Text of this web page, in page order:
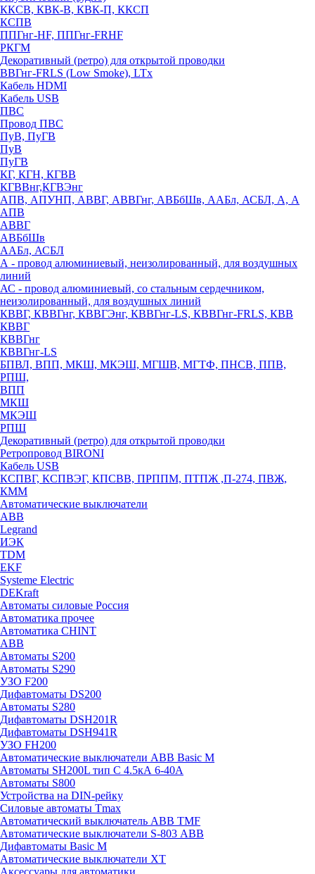
ККСВ, КВК-В, КВК-П, ККСП
КСПВ
ППГнг-HF, ППГнг-FRHF
РКГМ
Декоративный (ретро) для открытой проводки
ВВГнг-FRLS (Low Smoke), LTx
Кабель HDMI
Кабель USB
ПВС
Провод ПВС
ПуВ, ПуГВ
ПуВ
ПуГВ
КГ, КГН, КГВВ
КГВВнг,КГВЭнг
АПВ, АПУНП, АВВГ, АВВГнг, АВБбШв, ААБл, АСБЛ, А, А
АПВ
АВВГ
АВБбШв
ААБл, АСБЛ
А - провод алюминиевый, неизолированный, для воздушных
линий
АС - провод алюминиевый, со стальным сердечником,
неизолированный, для воздушных линий
КВВГ, КВВГнг, КВВГЭнг, КВВГнг-LS, КВВГнг-FRLS, КВВ
КВВГ
КВВГнг
КВВГнг-LS
БПВЛ, ВПП, МКШ, МКЭШ, МГШВ, МГТФ, ПНСВ, ППВ,
РПШ,
ВПП
МКШ
МКЭШ
РПШ
Декоративный (ретро) для открытой проводки
Ретропровод BIRONI
Кабель USB
КСПВГ, КСПВЭГ, КПСВВ, ПРППМ, ПТПЖ ,П-274, ПВЖ,
КММ
Автоматические выключатели
ABB
Legrand
ИЭК
TDM
EKF
Systeme Electric
DEKraft
Автоматы силовые Россия
Автоматика прочее
Автоматика CHINT
ABB
Автоматы S200
Автоматы S290
УЗО F200
Дифавтоматы DS200
Автоматы S280
Дифавтоматы DSH201R
Дифавтоматы DSH941R
УЗО FH200
Автоматические выключатели ABB Basic M
Автоматы SH200L тип С 4.5кА 6-40А
Автоматы S800
Устройства на DIN-рейку
Силовые автоматы Tmax
Автоматический выключатель ABB TMF
Автоматические выключатели S-803 АВВ
Дифавтоматы Basic M
Автоматические выключатели XT
Аксессуары для автоматики